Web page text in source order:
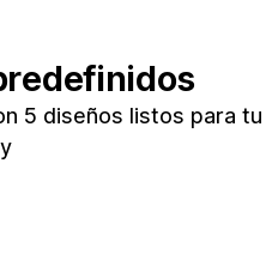
5 diseños listos para